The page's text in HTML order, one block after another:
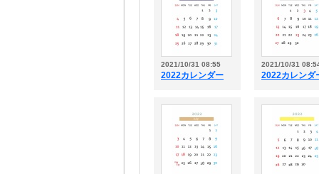
2021/10/31 08:55
2022カレンダー
2021/10/31
2022カレンダ